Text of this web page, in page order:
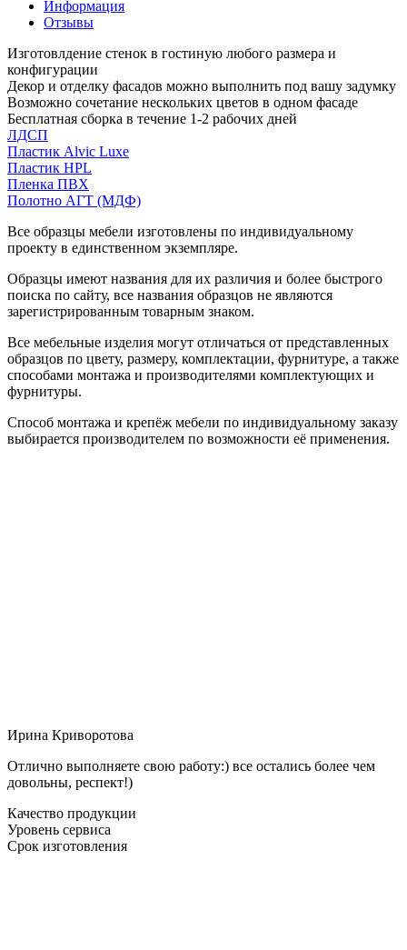
Информация
Отзывы
Изготовлдение стенок в гостиную любого размера и
конфигурации
Декор и отделку фасадов можно выполнить под вашу задумку
Возможно сочетание нескольких цветов в одном фасаде
Бесплатная сборка в течение 1-2 рабочих дней
ЛДСП
Пластик Alvic Luxe
Пластик HPL
Пленка ПВХ
Полотно АГТ (МДФ)
Все образцы мебели изготовлены по индивидуальному
проекту в единственном экземпляре.
Образцы имеют названия для их различия и более быстрого
поиска по сайту, все названия образцов не являются
зарегистрированным товарным знаком.
Все мебельные изделия могут отличаться от представленных
образцов по цвету, размеру, комплектации, фурнитуре, а также
способами монтажа и производителями комплектующих и
фурнитуры.
Способ монтажа и крепёж мебели по индивидуальному заказу
выбирается производителем по возможности её применения.
Ирина Криворотова
Отлично выполняете свою работу:) все остались более чем
довольны, респект!)
Качество продукции
Уровень сервиса
Срок изготовления